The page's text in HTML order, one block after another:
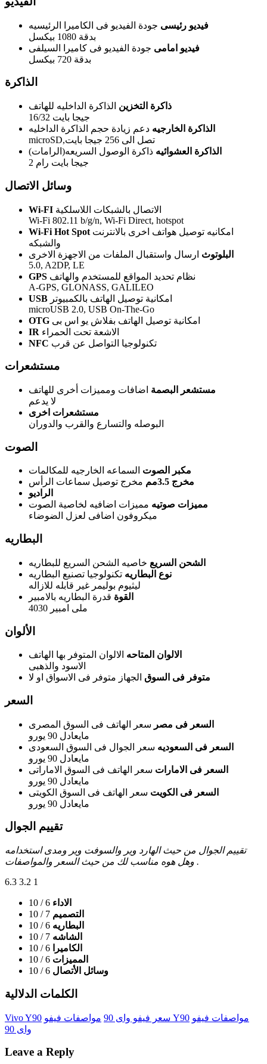
فيديو رئيسى جودة الفيديو فى الكاميرا الرئيسيه
بدقة 1080 بيكسل
فيديو امامى جودة الفيديو فى كاميرا السيلفى
بدقة 720 بيكسل
الذاكرة
ذاكرة التخزين الذاكرة الداخليه للهاتف
16/32 جيجا بايت
الذاكرة الخارجيه دعم زيادة حجم الذاكرة الداخليه
microSD,تصل الى 256 جيجا بايت
الذاكرة العشوائيه ذاكرة الوصول السريعه(الرامات)
2 جيجا بايت رام
وسائل الاتصال
Wi-FI الاتصال بالشبكات اللاسلكية
Wi-Fi 802.11 b/g/n, Wi-Fi Direct, hotspot
Wi-Fi Hot Spot امكانيه توصيل هواتف اخرى بالانترنت
والشبكه
البلوتوث ارسال واستقبال الملفات من الاجهزة الاخرى
5.0, A2DP, LE
GPS نظام تحديد المواقع للمستخدم والهاتف
A-GPS, GLONASS, GALILEO
USB امكانية توصيل الهاتف بالكمبيوتر
microUSB 2.0, USB On-The-Go
OTG امكانية توصيل الهاتف بفلاش يو اس بى
IR الاشعة تحت الحمراء
NFC تكنولوجيا التواصل عن قرب
مستشعرات
مستشعر البصمة اضافات ومميزات أخرى للهاتف
لا يدعم
مستشعرات اخرى
البوصله والتسارع والقرب والدوران
الصوت
مكبر الصوت السماعه الخارجيه للمكالمات
مخرج 3.5مم
مخرج توصيل سماعات الرأس
الراديو
مميزات صوتيه مميزات اضافيه لخاصية الصوت
ميكروفون اضافى لعزل الضوضاء
البطاريه
الشحن السريع خاصيه الشحن السريع للبطاريه
نوع البطاريه تكنولوجيا تصنيع البطاريه
ليثيوم بوليمر غير قابله للازاله
القوة قدرة البطاريه بالامبير
4030 ملى امبير
الألوان
الالوان المتاحه الالوان المتوفر بها الهاتف
الاسود والذهبى
متوفر فى السوق الجهاز متوفر فى الاسواق او لا
السعر
السعر فى مصر سعر الهاتف فى السوق المصرى
مايعادل 90 يورو
السعر فى السعوديه سعر الجوال فى السوق السعودى
مايعادل 90 يورو
السعر فى الامارات سعر الهاتف فى السوق الاماراتى
مايعادل 90 يورو
السعر فى الكويت سعر الهاتف فى السوق الكويتى
مايعادل 90 يورو
تقييم الجوال
تقييم الجوال من حيث الهارد وير والسوفت وير ومدى استخدامه
وهل هوه مناسب لك من حيث السعر والمواصفات .
6.3 3.2 1
الاداء 6
/ 10
التصميم 7
/ 10
البطاريه 6
/ 10
الشاشه 7
/ 10
الكاميرا
6
/ 10
المميزات 6
/ 10
وسائل الأتصال 6
/ 10
الكلمات الدلالية
Vivo Y90 سعر فيفو واى 90 مواصفات فيفو Y90 مواصفات فيفو
واى 90
Leave a Reply